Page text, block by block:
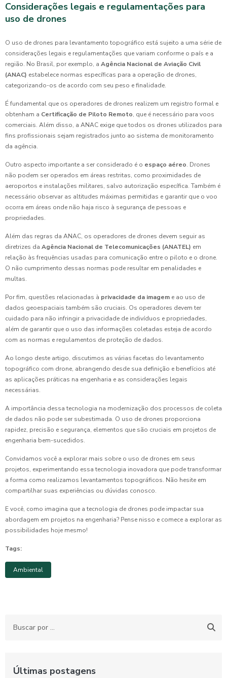
Considerações legais e regulamentações para
uso de drones
O uso de drones para levantamento topográfico está sujeito a uma série de
considerações legais e regulamentações que variam conforme o país e a
região. No Brasil, por exemplo, a Agência Nacional de Aviação Civil
(ANAC) estabelece normas específicas para a operação de drones,
categorizando-os de acordo com seu peso e finalidade.
É fundamental que os operadores de drones realizem um registro formal e
obtenham a Certificação de Piloto Remoto, que é necessário para voos
comerciais. Além disso, a ANAC exige que todos os drones utilizados para
fins profissionais sejam registrados junto ao sistema de monitoramento
da agência.
Outro aspecto importante a ser considerado é o espaço aéreo. Drones
não podem ser operados em áreas restritas, como proximidades de
aeroportos e instalações militares, salvo autorização específica. Também é
necessário observar as altitudes máximas permitidas e garantir que o voo
ocorra em áreas onde não haja risco à segurança de pessoas e
propriedades.
Além das regras da ANAC, os operadores de drones devem seguir as
diretrizes da Agência Nacional de Telecomunicações (ANATEL) em
relação às frequências usadas para comunicação entre o piloto e o drone.
O não cumprimento dessas normas pode resultar em penalidades e
multas.
Por fim, questões relacionadas à privacidade da imagem e ao uso de
dados geoespaciais também são cruciais. Os operadores devem ter
cuidado para não infringir a privacidade de indivíduos e propriedades,
além de garantir que o uso das informações coletadas esteja de acordo
com as normas e regulamentos de proteção de dados.
Ao longo deste artigo, discutimos as várias facetas do levantamento
topográfico com drone, abrangendo desde sua definição e benefícios até
as aplicações práticas na engenharia e as considerações legais
necessárias.
A importância dessa tecnologia na modernização dos processos de coleta
de dados não pode ser subestimada. O uso de drones proporciona
rapidez, precisão e segurança, elementos que são cruciais em projetos de
engenharia bem-sucedidos.
Convidamos você a explorar mais sobre o uso de drones em seus
projetos, experimentando essa tecnologia inovadora que pode transformar
a forma como realizamos levantamentos topográficos. Não hesite em
compartilhar suas experiências ou dúvidas conosco.
E você, como imagina que a tecnologia de drones pode impactar sua
abordagem em projetos na engenharia? Pense nisso e comece a explorar as
possibilidades hoje mesmo!
Tags:
Ambiental
Últimas postagens